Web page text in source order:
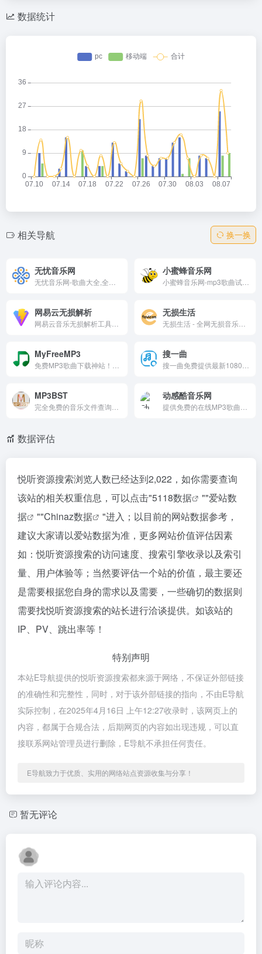
数据统计
相关导航 换一换
无忧音乐网 小蜜蜂音乐网
网易云无损解析 无损生活
MyFreeMP3 搜一曲
MP3BST 动感酷音乐网
数据评估
悦听资源搜索浏览人数已经达到2,022，如你需要查询
该站的相关权重信息，可以点击"5118数据 ""爱站数
据
""Chinaz数据
"进入；以目前的网站数据参考，
建议大家请以爱站数据为准，更多网站价值评估因素
如：悦听资源搜索的访问速度、搜索引擎收录以及索引
量、用户体验等；当然要评估一个站的价值，最主要还
是需要根据您自身的需求以及需要，一些确切的数据则
需要找悦听资源搜索的站长进行洽谈提供。如该站的
IP、PV、跳出率等！
特别声明
本站E导航提供的悦听资源搜索都来源于网络，不保证外部链接
的准确性和完整性，同时，对于该外部链接的指向，不由E导航
实际控制，在2025年4月16日 上午12:27收录时，该网页上的
内容，都属于合规合法，后期网页的内容如出现违规，可以直
接联系网站管理员进行删除，E导航不承担任何责任。
E导航致力于优质、实用的网络站点资源收集与分享！
暂无评论